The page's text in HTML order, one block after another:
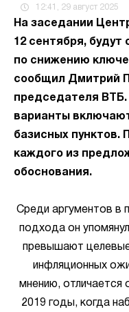
12:41, 29 август 2025
На заседании
12 сентября,
по снижению
сообщил Дмитрий
председателя
варианты
базисных пунктов.
каждого из
обоснования.
Среди аргументов в
подхода он
превышают
инфляционных
мнению, отличается
2019 годы, когда